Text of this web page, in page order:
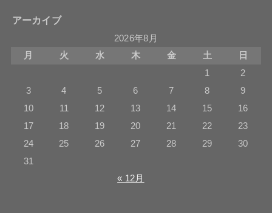
アーカイブ
2026年8月
月
火 水 木 金 土
日
1
2
3
4 5 6 7 8
9
10
11 12 13 14 15
16
17
18 19 20 21 22
23
24
25 26 27 28 29
30
31
« 12月